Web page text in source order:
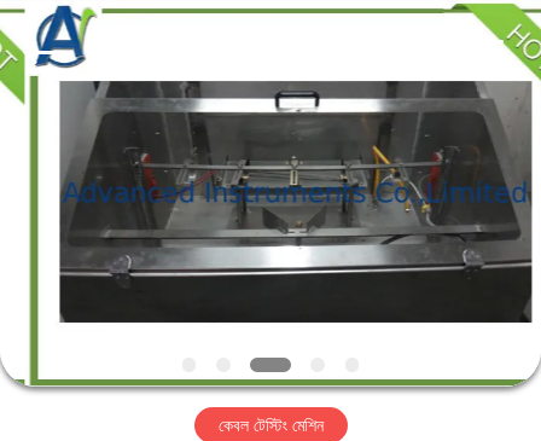
আমাদের
সম্পর্কে
কারখানা
Advanced
Instruments
Co.,Limited.
All
Rights
Reserved.
কেবল টেস্টিং মেশিন